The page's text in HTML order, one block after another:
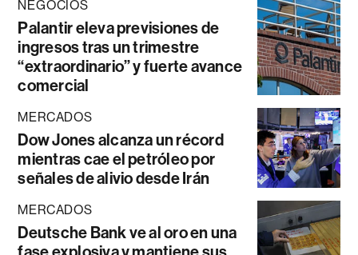
NEGOCIOS
Palantir eleva previsiones de
ingresos tras un trimestre
“extraordinario” y fuerte avance
comercial
MERCADOS
Dow Jones alcanza un récord
mientras cae el petróleo por
señales de alivio desde Irán
MERCADOS
Deutsche Bank ve al oro en una